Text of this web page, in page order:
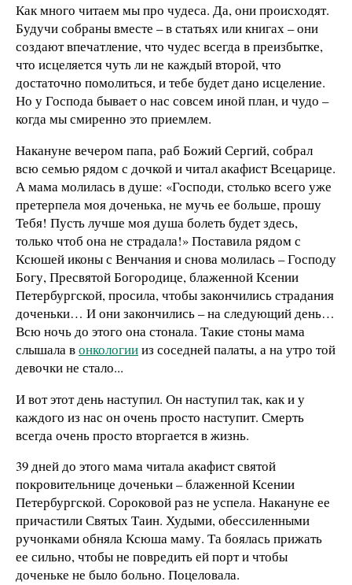
Как много читаем мы про чудеса. Да, они происходят.
Будучи собраны вместе – в статьях или книгах – они
создают впечатление, что чудес всегда в преизбытке,
что исцеляется чуть ли не каждый второй, что
достаточно помолиться, и тебе будет дано исцеление.
Но у Господа бывает о нас совсем иной план, и чудо –
когда мы смиренно это приемлем.
Накануне вечером папа, раб Божий Сергий, собрал
всю семью рядом с дочкой и читал акафист Всецарице.
А мама молилась в душе: «Господи, столько всего уже
претерпела моя доченька, не мучь ее больше, прошу
Тебя! Пусть лучше моя душа болеть будет здесь,
только чтоб она не страдала!» Поставила рядом с
Ксюшей иконы с Венчания и снова молилась – Господу
Богу, Пресвятой Богородице, блаженной Ксении
Петербургской, просила, чтобы закончились страдания
доченьки… И они закончились – на следующий день…
Всю ночь до этого она стонала. Такие стоны мама
слышала вонкологиииз соседней палаты, а на утро той
девочки не стало...
И вот этот день наступил. Он наступил так, как и у
каждого из нас он очень просто наступит. Смерть
всегда очень просто вторгается в жизнь.
39 дней до этого мама читала акафист святой
покровительнице доченьки – блаженной Ксении
Петербургской. Сороковой раз не успела. Накануне ее
причастили Святых Таин. Худыми, обессиленными
ручонками обняла Ксюша маму. Та боялась прижать
ее сильно, чтобы не повредить ей порт и чтобы
доченьке не было больно. Поцеловала.